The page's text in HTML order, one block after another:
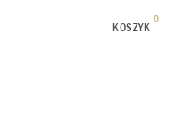
KOSZYK
0